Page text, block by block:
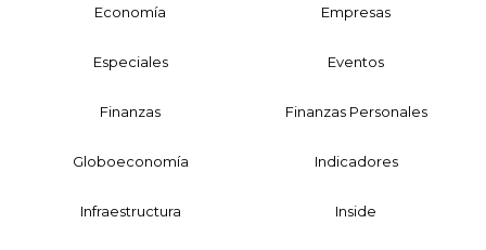
Economía Empresas
Especiales Eventos
Finanzas Finanzas Personales
Globoeconomía Indicadores
Infraestructura Inside